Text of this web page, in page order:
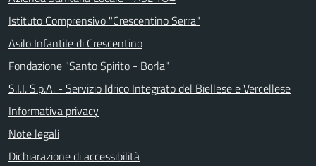
Istituto Comprensivo "Crescentino Serra"
Asilo Infantile di Crescentino
Fondazione "Santo Spirito - Borla"
S.I.I. S.p.A. - Servizio Idrico Integrato del Biellese e Vercellese
Informativa privacy
Note legali
Dichiarazione di accessibilità